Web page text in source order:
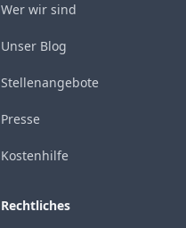
Wer wir sind
Unser Blog
Stellenangebote
Presse
Kostenhilfe
Rechtliches